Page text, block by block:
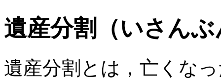
遺産分割（いさん
遺産分割とは，亡くな